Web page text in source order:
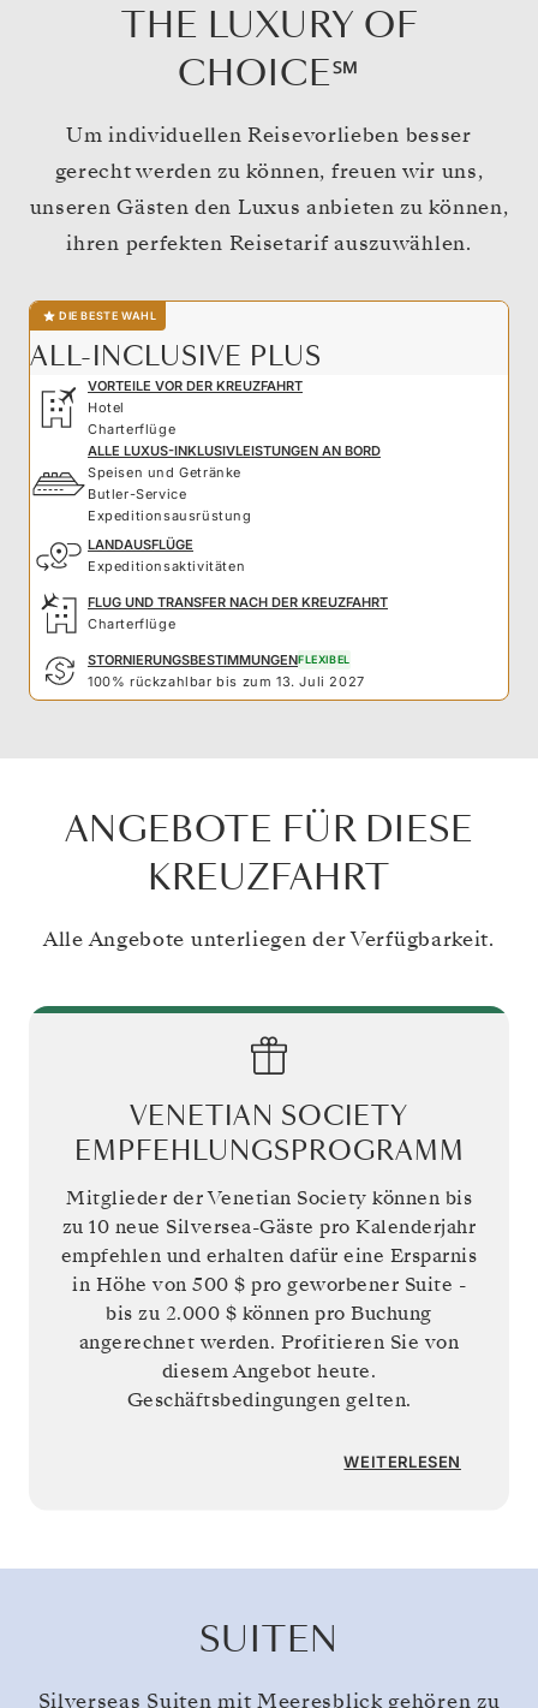
THE LUXURY OF
CHOICE℠
Um individuellen Reisevorlieben besser
gerecht werden zu können, freuen wir uns,
unseren Gästen den Luxus anbieten zu können,
ihren perfekten Reisetarif auszuwählen.
DIE BESTE WAHL
ALL-INCLUSIVE PLUS
VORTEILE VOR DER KREUZFAHRT
Hotel
Charterflüge
ALLE LUXUS-INKLUSIVLEISTUNGEN AN BORD
Speisen und Getränke
Butler-Service
Expeditionsausrüstung
LANDAUSFLÜGE
Expeditionsaktivitäten
FLUG UND TRANSFER NACH DER KREUZFAHRT
Charterflüge
STORNIERUNGSBESTIMMUNGENFLEXIBEL
100% rückzahlbar bis zum 13. Juli 2027
ANGEBOTE FÜR DIESE
KREUZFAHRT
Alle Angebote unterliegen der Verfügbarkeit.
VENETIAN SOCIETY
EMPFEHLUNGSPROGRAMM
Mitglieder der Venetian Society können bis
zu 10 neue Silversea-Gäste pro Kalenderjahr
empfehlen und erhalten dafür eine Ersparnis
in Höhe von 500 $ pro geworbener Suite -
bis zu 2.000 $ können pro Buchung
angerechnet werden. Profitieren Sie von
diesem Angebot heute.
Geschäftsbedingungen gelten.
WEITERLESEN
SUITEN
Silverseas Suiten mit Meeresblick gehören zu